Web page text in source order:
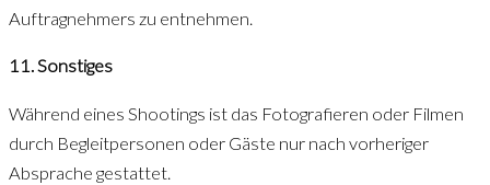
Auftragnehmers zu entnehmen.
11. Sonstiges
Während eines Shootings ist das Fotografieren oder Filmen
durch Begleitpersonen oder Gäste nur nach vorheriger
Absprache gestattet.